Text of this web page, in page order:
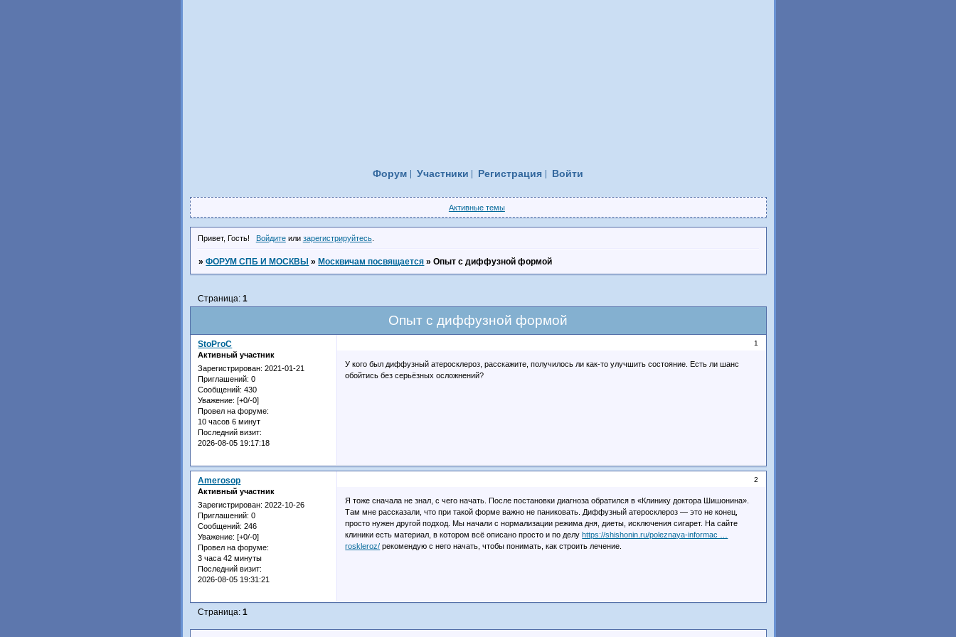
Форум Участники Регистрация Войти
Активные темы
Привет, Гость! Войдитеили зарегистрируйтесь.
»ФОРУМ СПБ И МОСКВЫ » Москвичам посвящается »Опыт с диффузной формой
Опыт с диффузной формой
Страница:1
1
StoProC
Активный участник
Зарегистрирован: 2021-01-21
Приглашений: 0
Сообщений: 430
Уважение: [+0/-0]
Провел на форуме:
10 часов 6 минут
Последний визит:
2026-08-05 19:17:18
У кого был диффузный атеросклероз, расскажите, получилось ли как-то улучшить состояние. Есть ли шанс
обойтись без серьёзных осложнений?
2
Amerosop
Активный участник
Зарегистрирован: 2022-10-26
Приглашений: 0
Сообщений: 246
Уважение: [+0/-0]
Провел на форуме:
3 часа 42 минуты
Последний визит:
2026-08-05 19:31:21
Я тоже сначала не знал, с чего начать. После постановки диагноза обратился в «Клинику доктора Шишонина».
Там мне рассказали, что при такой форме важно не паниковать. Диффузный атеросклероз — это не конец,
просто нужен другой подход. Мы начали с нормализации режима дня, диеты, исключения сигарет. На сайте
клиники есть материал, в котором всё описано просто и по делуhttps://shishonin.ru/poleznaya-informac …
roskleroz/ рекомендую с него начать, чтобы понимать, как строить лечение.
Страница:1